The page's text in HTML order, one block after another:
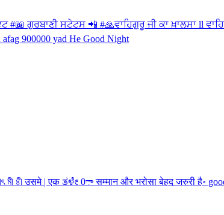
ਗੁਰਬਾਣੀ ਸਟੇਟਸ 📲 #🙏ਵਾਹਿਗੁਰੂ ਜੀ ਕਾ ਖ਼ਾਲਸਾ ll